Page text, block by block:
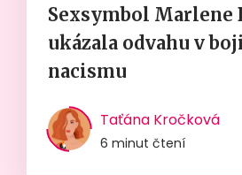
Sexsymbol Marlene
ukázala odvahu v
nacismu
Taťána Kročková
6 minut čtení